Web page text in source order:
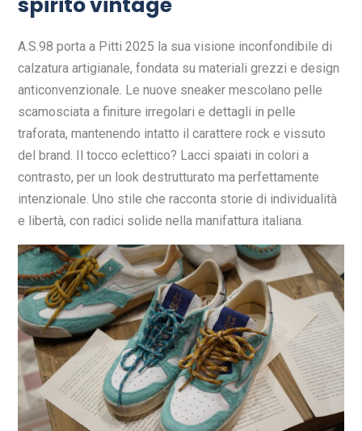
A.S.98 porta a Pitti 2025 la sua visione inconfondibile di
calzatura artigianale, fondata su materiali grezzi e design
anticonvenzionale. Le nuove sneaker mescolano pelle
scamosciata a finiture irregolari e dettagli in pelle
traforata, mantenendo intatto il carattere rock e vissuto
del brand. Il tocco eclettico? Lacci spaiati in colori a
contrasto, per un look destrutturato ma perfettamente
intenzionale. Uno stile che racconta storie di individualità
e libertà, con radici solide nella manifattura italiana.